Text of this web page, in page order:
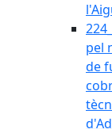
pel
de